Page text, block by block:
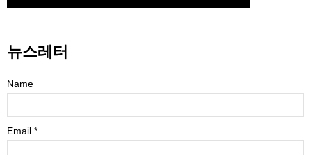
뉴스레터
Name
Email *